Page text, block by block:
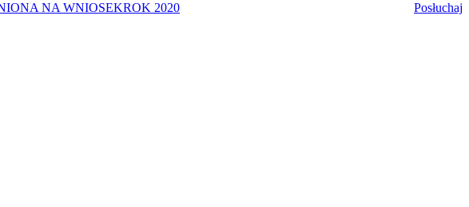
Posłuchaj
NA WNIOSEKROK 2020